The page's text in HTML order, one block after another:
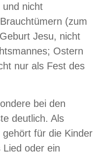
und nicht
(zum
Jesu, nicht
Ostern
nur als Fest des
bei den
deutlich. Als
für die Kinder
Lied oder ein